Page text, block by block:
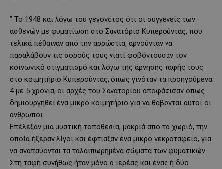
” Το 1948 και λόγω του γεγονότος ότι οι συγγενείς των
ασθενών με φυματίωση στο Σανατόριο Κυπερούντας, που
τελικά πέθαιναν από την αρρώστια, αρνούνταν να
παραλάβουν τις σορούς τους γιατί φοβόντουσαν τον
κοινωνικό στιγματισμό και λόγω της άρνησης ταφής τους
στο κοιμητήριο Κυπερούντας, όπως γινόταν τα προηγούμενα
4 με 5 χρόνια, οι αρχές του Σανατορίου αποφάσισαν όπως
δημιουργηθεί ένα μικρό κοιμητήριο για να θάβονται αυτοί οι
άνθρωποι..
Επέλεξαν μια μυστική τοποθεσία, μακριά από το χωριό, την
οποία ήξεραν λίγοι και έφτιαξαν ένα μικρό νεκροταφείο, για
να αναπαύονται τα ταλαιπωρημένα σώματα των φυματικών.
Στη ταφή συνήθως ήταν μόνο ο ιερέας και ένας ή δύο